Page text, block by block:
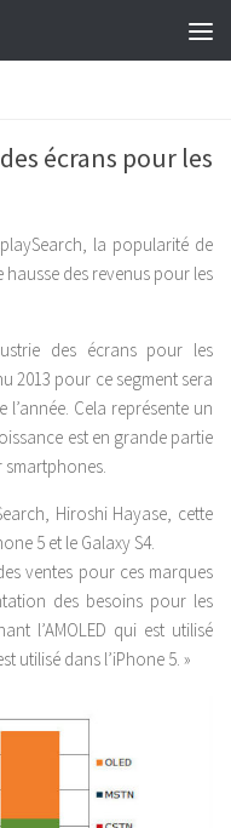
écrans pour les
la popularité de
hausse des revenus pour les
des écrans pour les
2013 pour ce segment sera
Cela représente un
est en grande partie
smartphones.
Hiroshi Hayase, cette
5 et le Galaxy S4.
ventes pour ces marques
des besoins pour les
l’AMOLED qui est utilisé
utilisé dans l’iPhone 5. »